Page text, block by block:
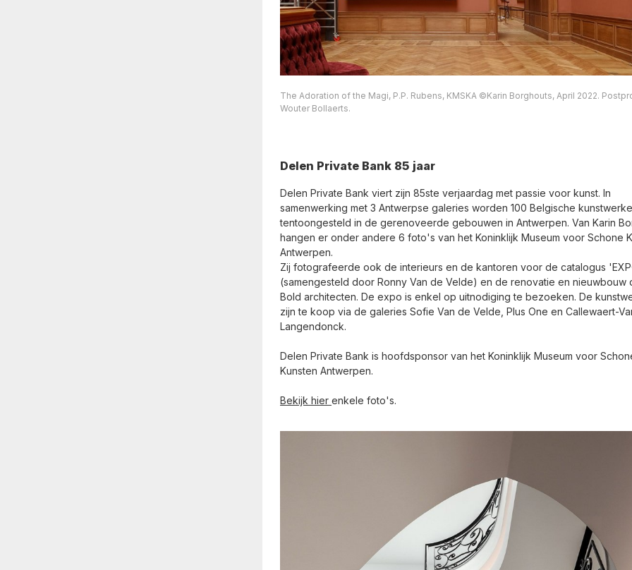
The Adoration of the Magi, P.P. Rubens, KMSKA ©Karin Borghouts, April 2022.
Wouter Bollaerts.
Delen Private Bank 85 jaar
Delen Private Bank viert zijn 85ste verjaardag met passie voor kunst. In
samenwerking met 3 Antwerpse galeries worden 100 Belgische
tentoongesteld in de gerenoveerde gebouwen in Antwerpen. Van Karin
hangen er onder andere 6 foto's van het Koninklijk Museum voor Schone
Antwerpen.
Zij fotografeerde ook de interieurs en de kantoren voor de catalogus
(samengesteld door Ronny Van de Velde) en de renovatie en nieuwbouw
Bold architecten. De expo is enkel op uitnodiging te bezoeken. De
zijn te koop via de galeries Sofie Van de Velde, Plus One en Callewaert-
Langendonck.
Delen Private Bank is hoofdsponsor van het Koninklijk Museum voor
Kunsten Antwerpen.
Bekijk hier enkele foto's.